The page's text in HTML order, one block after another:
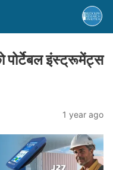
पोर्टेबल इंस्ट्रूमेंट्स
1 year ago